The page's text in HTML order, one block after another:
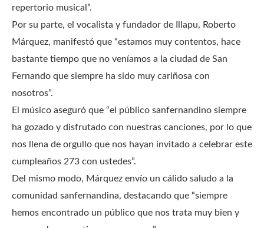
repertorio musical”.
Por su parte, el vocalista y fundador de Illapu, Roberto
Márquez, manifestó que “estamos muy contentos, hace
bastante tiempo que no veníamos a la ciudad de San
Fernando que siempre ha sido muy cariñosa con
nosotros”.
El músico aseguró que “el público sanfernandino siempre
ha gozado y disfrutado con nuestras canciones, por lo que
nos llena de orgullo que nos hayan invitado a celebrar este
cumpleaños 273 con ustedes”.
Del mismo modo, Márquez envío un cálido saludo a la
comunidad sanfernandina, destacando que “siempre
hemos encontrado un público que nos trata muy bien y